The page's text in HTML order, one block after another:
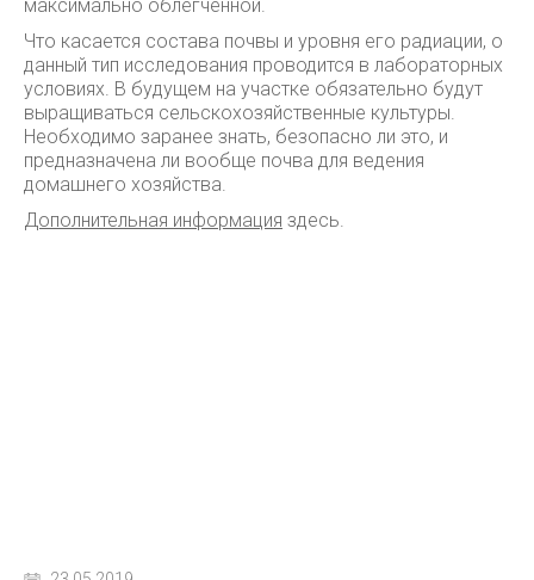
максимально облегчённой.
Что касается состава почвы и уровня его радиации, о
данный тип исследования проводится в лабораторных
условиях. В будущем на участке обязательно будут
выращиваться сельскохозяйственные культуры.
Необходимо заранее знать, безопасно ли это, и
предназначена ли вообще почва для ведения
домашнего хозяйства.
Дополнительная информация здесь.